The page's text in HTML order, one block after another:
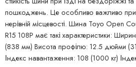
пошкоджень. Це особливо важливо при
нерівній місцевості. Шина Toyo Open
R15 108P має такі характеристики:
(838 мм) Висота профілю: 12.5 дюйми
Індекс навантаження: 108 (1000 кг)